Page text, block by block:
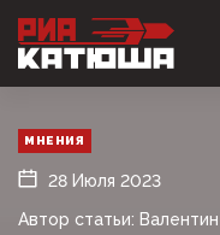
МНЕНИЯ
28 Июля 2023
Автор статьи: